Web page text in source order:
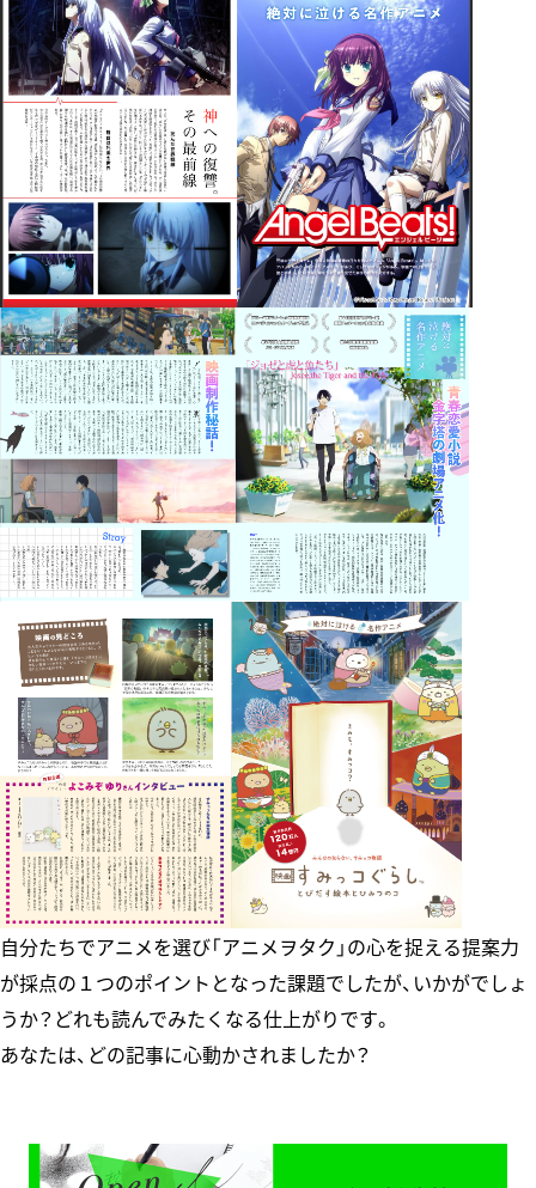
自分たちでアニメを選び「アニメヲタク」の心を捉える提案力
が採点の１つのポイントとなった課題でしたが、いかがでしょ
うか？どれも読んでみたくなる仕上がりです。
あなたは、どの記事に心動かされましたか？